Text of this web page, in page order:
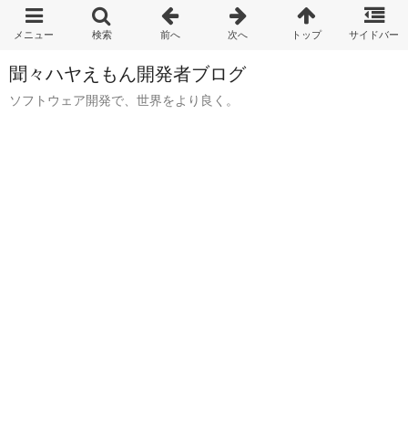
聞々ハヤえもん開発者ブログ
ソフトウェア開発で、世界をより良く。